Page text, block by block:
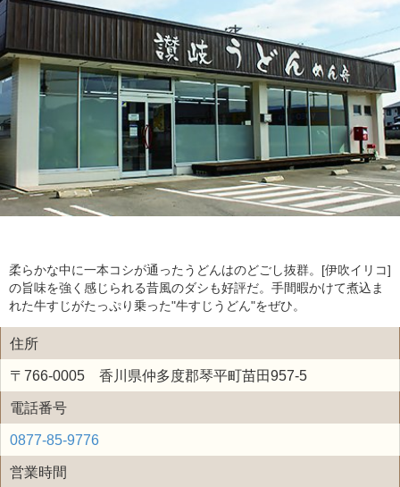
柔らかな中に一本コシが通ったうどんはのどごし抜群。[伊吹イリコ]
の旨味を強く感じられる昔風のダシも好評だ。手間暇かけて煮込ま
れた牛すじがたっぷり乗った"牛すじうどん"をぜひ。
住所
〒766-0005 香川県仲多度郡琴平町苗田957-5
電話番号
0877-85-9776
営業時間